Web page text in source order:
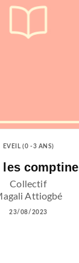
EVEIL (0 -3 ANS)
les
Collectif
Attiogbé
23/08/2023